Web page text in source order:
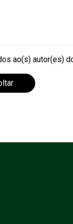
ao(s) autor(es)